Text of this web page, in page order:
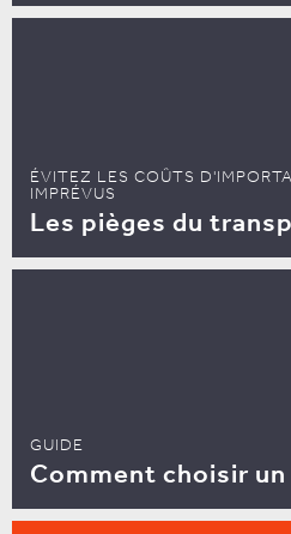
ÉVITEZ LES COÛTS
IMPRÉVUS
Les pièges du
GUIDE
Comment choisir